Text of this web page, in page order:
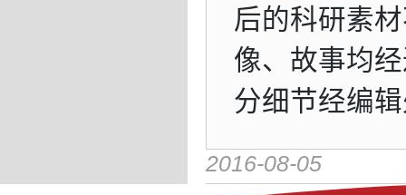
后的科研素
像、故事均
分细节经编
2016-08-05